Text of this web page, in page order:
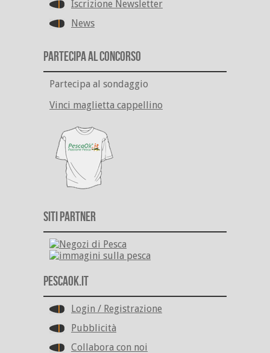
Iscrizione Newsletter
News
Partecipa al Concorso
Partecipa al sondaggio
Vinci maglietta cappellino
Siti Partner
PescaOk.it
Login / Registrazione
Pubblicità
Collabora con noi